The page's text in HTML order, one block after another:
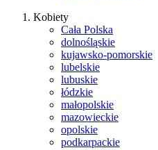
Kobiety
Cała Polska
dolnośląskie
kujawsko-pomorskie
lubelskie
lubuskie
łódzkie
małopolskie
mazowieckie
opolskie
podkarpackie